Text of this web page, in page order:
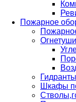
Пожарное
Шкафы